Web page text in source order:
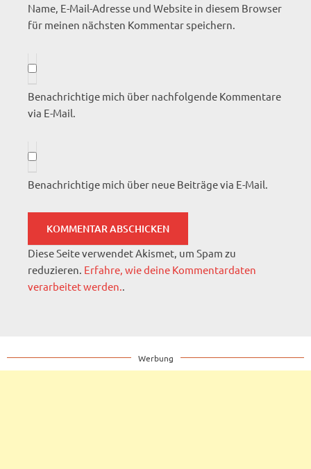
Name, E-Mail-Adresse und Website in diesem Browser
für meinen nächsten Kommentar speichern.
Benachrichtige mich über nachfolgende Kommentare
via E-Mail.
Benachrichtige mich über neue Beiträge via E-Mail.
Diese Seite verwendet Akismet, um Spam zu
reduzieren. Erfahre, wie deine Kommentardaten
verarbeitet werden..
Werbung